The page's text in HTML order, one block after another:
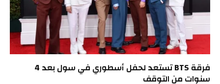
فرقة BTS تستعد لحفل أسطوري في سول بعد 4
سنوات من التوقف